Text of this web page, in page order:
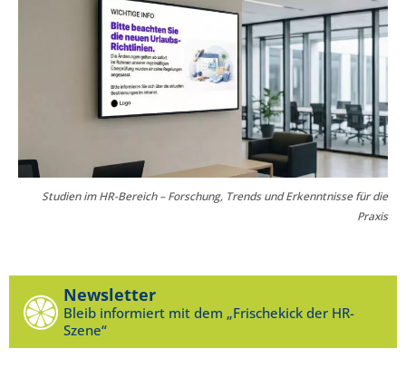
Studien im HR-Bereich – Forschung, Trends und Erkenntnisse für die
Praxis
Newsletter
Bleib informiert mit dem „Frischekick der HR-
Szene“